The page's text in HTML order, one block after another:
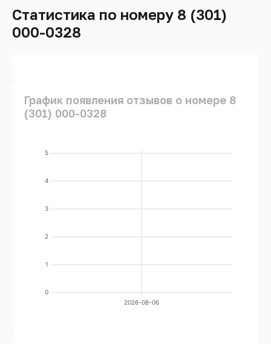
Статистика по номеру 8 (301)
000-0328
График появления отзывов о номере 8
(301) 000-0328
0
1
2
3
4
5
2026-08-06